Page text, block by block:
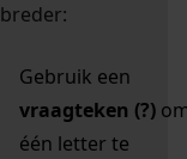
breder:
Gebruik een
vraagteken (?)
één letter te